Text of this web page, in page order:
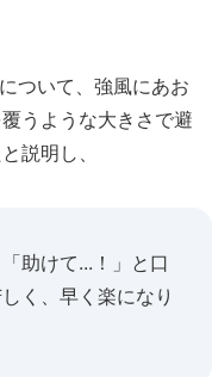
ついて、強風にあお
うような大きさで避
説明し、
助けて...！」と口
く、早く楽になり